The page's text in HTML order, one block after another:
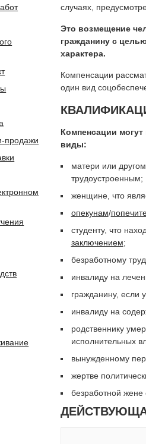
случаях,
Это возмещение
гражданину с
характера.
Компенсации
один вид
Компенсации
виды:
матери или
трудоустроенным;
женщине, что
опекунам/
студенту, что
заключением;
безработному
инвалиду на
гражданину, если
инвалиду на
родственнику
исполнительных
вынужденному
жертве
безработной
продажи